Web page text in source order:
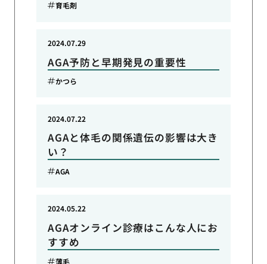
育毛剤
AGA予防と早期発見の重要性
2024.07.29
かつら
AGAと体毛の関係遺伝の影響は大き
い？
2024.07.22
AGA
AGAオンライン診療はこんな人にお
すすめ
2024.05.22
薄毛